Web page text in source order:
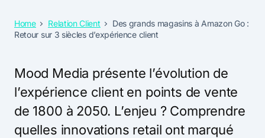
Home Relation Client
Des grands magasins à Amazon Go :
Retour sur 3 siècles d’expérience client
Mood Media présente l’évolution de
l’expérience client en points de vente
de 1800 à 2050. L’enjeu ? Comprendre
quelles innovations retail ont marqué